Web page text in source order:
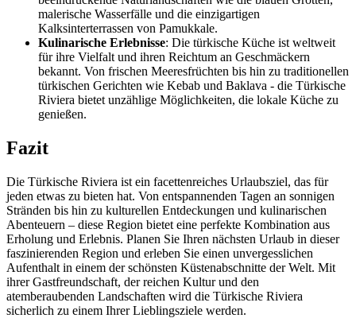
malerische Wasserfälle und die einzigartigen
Kalksinterterrassen von Pamukkale.
Kulinarische Erlebnisse: Die türkische Küche ist weltweit
für ihre Vielfalt und ihren Reichtum an Geschmäckern
bekannt. Von frischen Meeresfrüchten bis hin zu traditionellen
türkischen Gerichten wie Kebab und Baklava - die Türkische
Riviera bietet unzählige Möglichkeiten, die lokale Küche zu
genießen.
Fazit
Die Türkische Riviera ist ein facettenreiches Urlaubsziel, das für
jeden etwas zu bieten hat. Von entspannenden Tagen an sonnigen
Stränden bis hin zu kulturellen Entdeckungen und kulinarischen
Abenteuern – diese Region bietet eine perfekte Kombination aus
Erholung und Erlebnis. Planen Sie Ihren nächsten Urlaub in dieser
faszinierenden Region und erleben Sie einen unvergesslichen
Aufenthalt in einem der schönsten Küstenabschnitte der Welt. Mit
ihrer Gastfreundschaft, der reichen Kultur und den
atemberaubenden Landschaften wird die Türkische Riviera
sicherlich zu einem Ihrer Lieblingsziele werden.